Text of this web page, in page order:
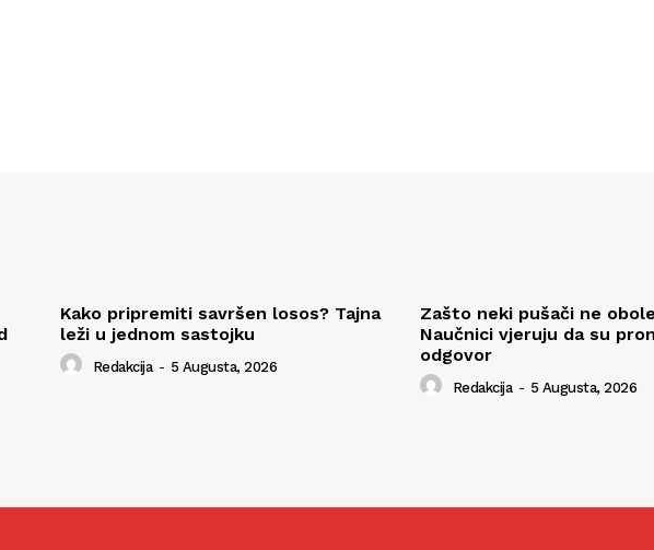
Kako pripremiti savršen losos? Tajna
leži u jednom sastojku
Redakcija - 5 Augusta, 2026
Zašto neki pušači ne
Naučnici vjeruju da su
odgovor
Redakcija - 5 Augusta, 2026